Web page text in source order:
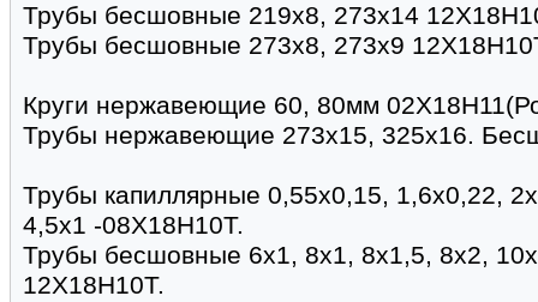
Трубы бесшовные 219х8, 273х14
Трубы бесшовные 273х8, 273х9
Круги нержавеющие 60, 80мм
Трубы нержавеющие 273х15, 325х16.
Трубы капиллярные 0,55х0,15, 1,6х0,22,
4,5х1 -08Х18Н10Т.
Трубы бесшовные 6х1, 8х1, 8х1,5, 8х2,
12Х18Н10Т.